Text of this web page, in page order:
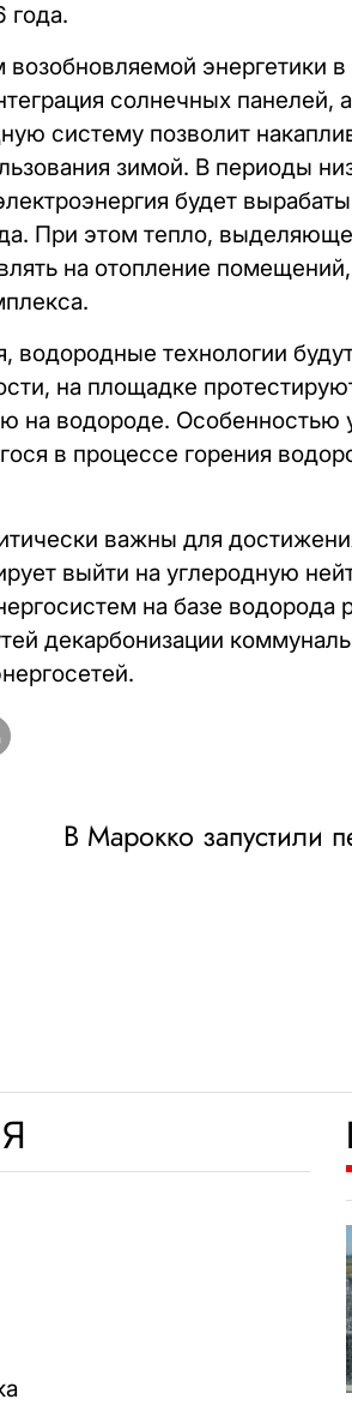
года.
энергетики
солнечных панелей,
систему позволит
зимой. В периоды
будет
При этом тепло,
на отопление
технологии
на площадке
на водороде. Особенностью
в процессе горения
важны для
выйти на углеродную
на базе водорода
декарбонизации
В Марокко запустили